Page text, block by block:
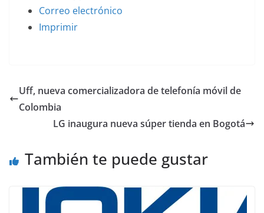
Correo electrónico
Imprimir
Uff, nueva comercializadora de telefonía móvil de
Colombia
LG inaugura nueva súper tienda en Bogotá
También te puede gustar